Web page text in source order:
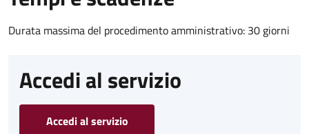
Durata massima del procedimento amministrativo: 30 giorni
Accedi al servizio
Accedi al servizio